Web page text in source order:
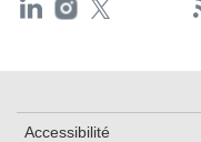
Accessibilité